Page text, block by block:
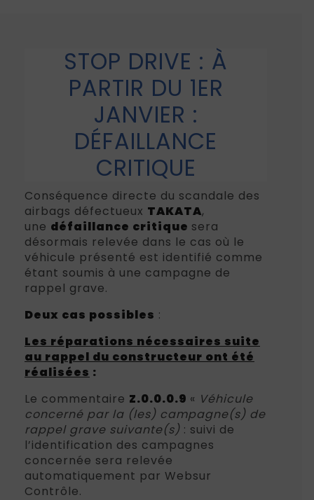
STOP DRIVE : À
PARTIR DU 1ER
JANVIER :
DÉFAILLANCE
CRITIQUE
Conséquence directe du scandale des
airbags défectueux TAKATA,
une défaillance critique sera
désormais relevée dans le cas où le
véhicule présenté est identifié comme
étant soumis à une campagne de
rappel grave.
Deux cas possibles :
Les réparations nécessaires suite
au rappel du constructeur ont été
réalisées :
Le commentaire Z.0.0.0.9 « Véhicule
concerné par la (les) campagne(s) de
rappel grave suivante(s) : suivi de
l’identification des campagnes
concernée sera relevée
automatiquement par Websur
Contrôle.